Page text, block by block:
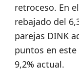
retroceso. En
rebajado del
parejas DINK
puntos en
9,2% actual.